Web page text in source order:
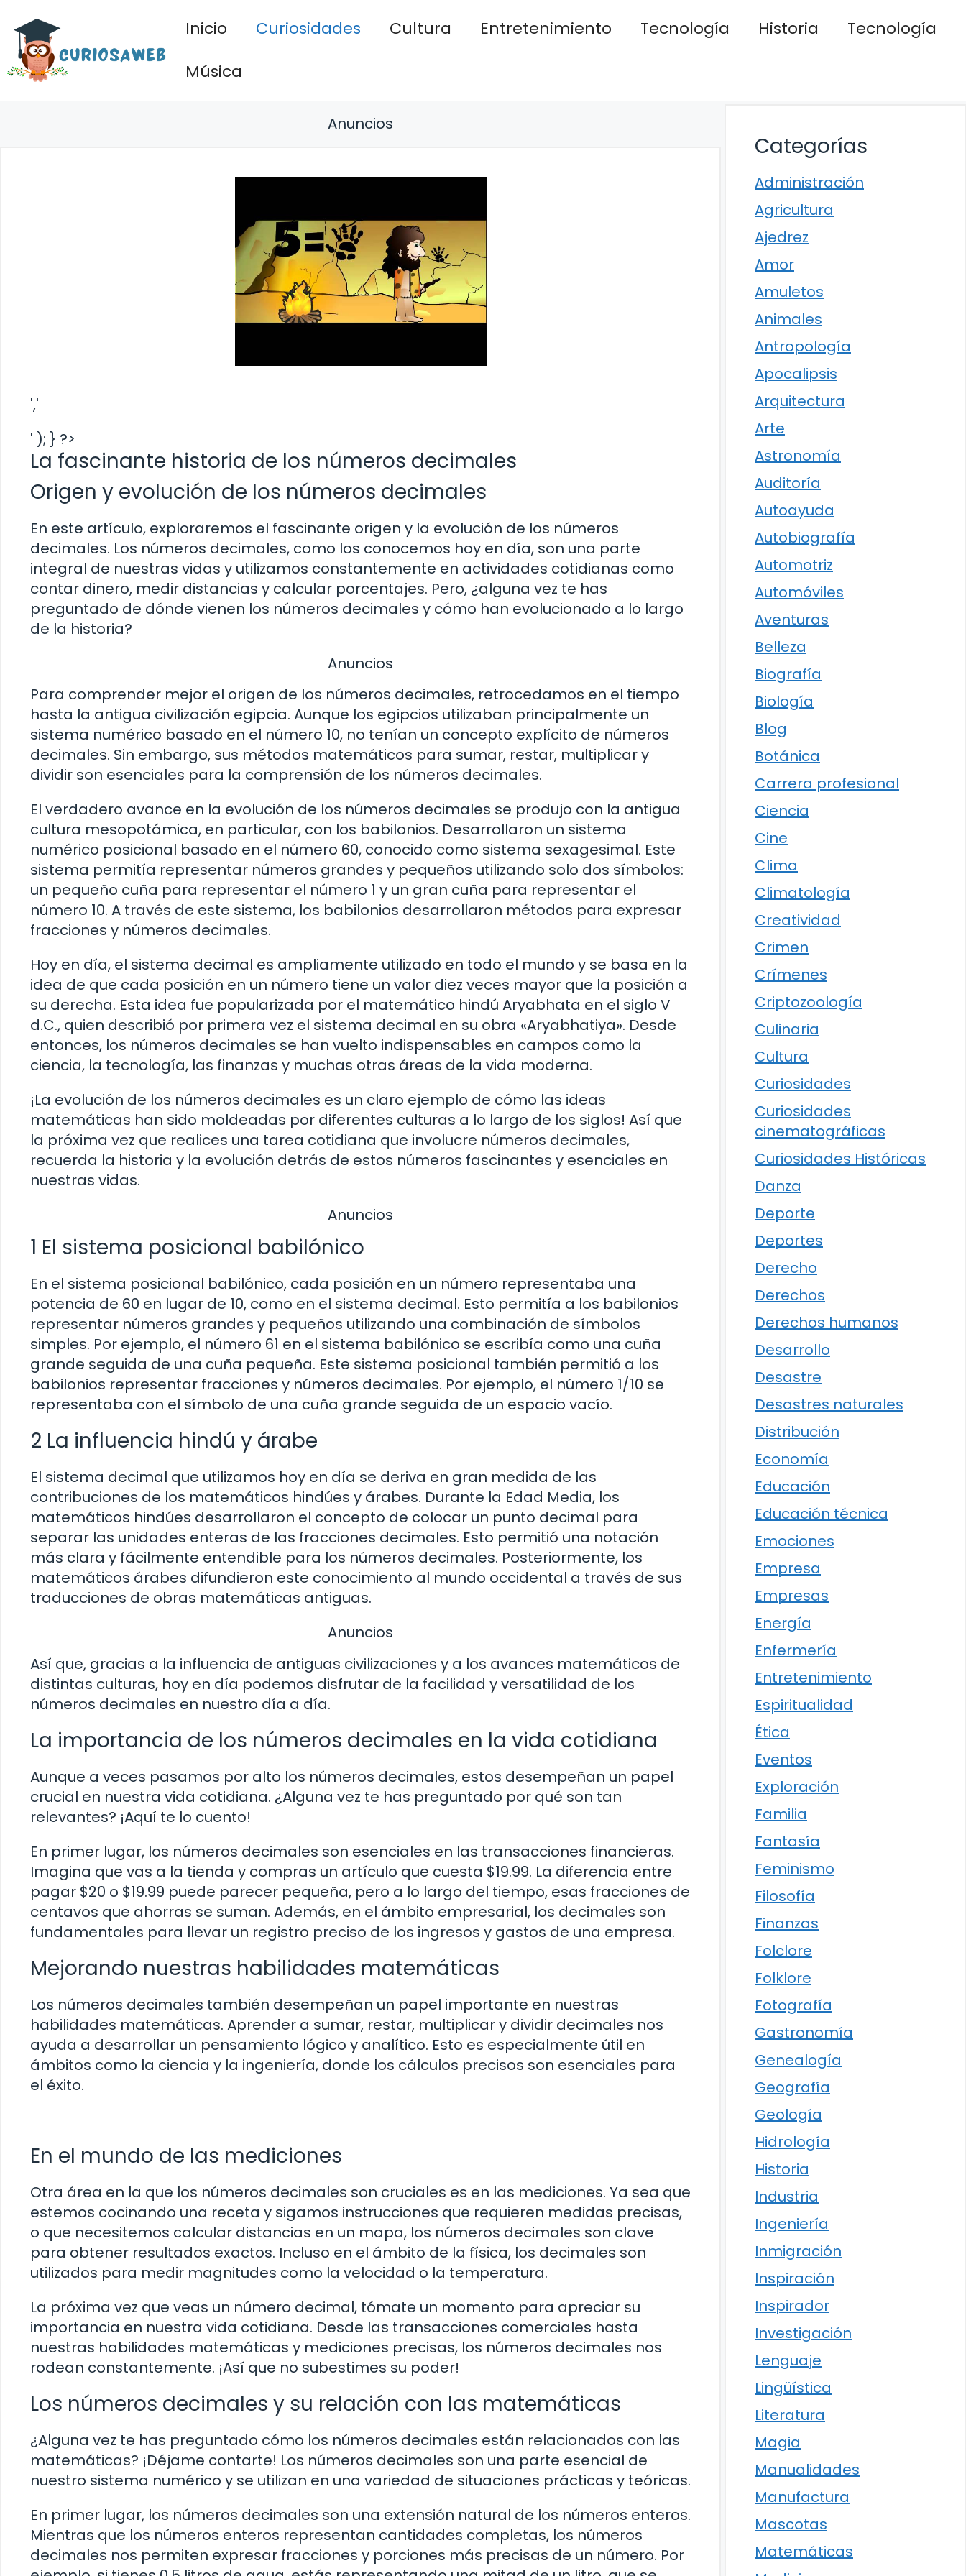
contenido
Inicio Curiosidades Cultura Entretenimiento Tecnología Historia
Tecnología
Música
Anuncios
','
' ); } ?>
La fascinante historia de los números decimales
Origen y evolución de los números decimales
En este artículo, exploraremos el fascinante origen y la evolución de los números
decimales. Los números decimales, como los conocemos hoy en día, son una parte
integral de nuestras vidas y utilizamos constantemente en actividades cotidianas como
contar dinero, medir distancias y calcular porcentajes. Pero, ¿alguna vez te has
preguntado de dónde vienen los números decimales y cómo han evolucionado a lo largo
de la historia?
Anuncios
Para comprender mejor el origen de los números decimales, retrocedamos en el tiempo
hasta la antigua civilización egipcia. Aunque los egipcios utilizaban principalmente un
sistema numérico basado en el número 10, no tenían un concepto explícito de números
decimales. Sin embargo, sus métodos matemáticos para sumar, restar, multiplicar y
dividir son esenciales para la comprensión de los números decimales.
El verdadero avance en la evolución de los números decimales se produjo con la antigua
cultura mesopotámica, en particular, con los babilonios. Desarrollaron un sistema
numérico posicional basado en el número 60, conocido como sistema sexagesimal. Este
sistema permitía representar números grandes y pequeños utilizando solo dos símbolos:
un pequeño cuña para representar el número 1 y un gran cuña para representar el
número 10. A través de este sistema, los babilonios desarrollaron métodos para expresar
fracciones y números decimales.
Hoy en día, el sistema decimal es ampliamente utilizado en todo el mundo y se basa en la
idea de que cada posición en un número tiene un valor diez veces mayor que la posición a
su derecha. Esta idea fue popularizada por el matemático hindú Aryabhata en el siglo V
d.C., quien describió por primera vez el sistema decimal en su obra «Aryabhatiya». Desde
entonces, los números decimales se han vuelto indispensables en campos como la
ciencia, la tecnología, las finanzas y muchas otras áreas de la vida moderna.
¡La evolución de los números decimales es un claro ejemplo de cómo las ideas
matemáticas han sido moldeadas por diferentes culturas a lo largo de los siglos! Así que
la próxima vez que realices una tarea cotidiana que involucre números decimales,
recuerda la historia y la evolución detrás de estos números fascinantes y esenciales en
nuestras vidas.
Anuncios
1 El sistema posicional babilónico
En el sistema posicional babilónico, cada posición en un número representaba una
potencia de 60 en lugar de 10, como en el sistema decimal. Esto permitía a los babilonios
representar números grandes y pequeños utilizando una combinación de símbolos
simples. Por ejemplo, el número 61 en el sistema babilónico se escribía como una cuña
grande seguida de una cuña pequeña. Este sistema posicional también permitió a los
babilonios representar fracciones y números decimales. Por ejemplo, el número 1/10 se
representaba con el símbolo de una cuña grande seguida de un espacio vacío.
2 La influencia hindú y árabe
El sistema decimal que utilizamos hoy en día se deriva en gran medida de las
contribuciones de los matemáticos hindúes y árabes. Durante la Edad Media, los
matemáticos hindúes desarrollaron el concepto de colocar un punto decimal para
separar las unidades enteras de las fracciones decimales. Esto permitió una notación
más clara y fácilmente entendible para los números decimales. Posteriormente, los
matemáticos árabes difundieron este conocimiento al mundo occidental a través de sus
traducciones de obras matemáticas antiguas.
Anuncios
Así que, gracias a la influencia de antiguas civilizaciones y a los avances matemáticos de
distintas culturas, hoy en día podemos disfrutar de la facilidad y versatilidad de los
números decimales en nuestro día a día.
La importancia de los números decimales en la vida cotidiana
Aunque a veces pasamos por alto los números decimales, estos desempeñan un papel
crucial en nuestra vida cotidiana. ¿Alguna vez te has preguntado por qué son tan
relevantes? ¡Aquí te lo cuento!
En primer lugar, los números decimales son esenciales en las transacciones financieras.
Imagina que vas a la tienda y compras un artículo que cuesta $19.99. La diferencia entre
pagar $20 o $19.99 puede parecer pequeña, pero a lo largo del tiempo, esas fracciones de
centavos que ahorras se suman. Además, en el ámbito empresarial, los decimales son
fundamentales para llevar un registro preciso de los ingresos y gastos de una empresa.
Mejorando nuestras habilidades matemáticas
Los números decimales también desempeñan un papel importante en nuestras
habilidades matemáticas. Aprender a sumar, restar, multiplicar y dividir decimales nos
ayuda a desarrollar un pensamiento lógico y analítico. Esto es especialmente útil en
ámbitos como la ciencia y la ingeniería, donde los cálculos precisos son esenciales para
el éxito.
En el mundo de las mediciones
Otra área en la que los números decimales son cruciales es en las mediciones. Ya sea que
estemos cocinando una receta y sigamos instrucciones que requieren medidas precisas,
o que necesitemos calcular distancias en un mapa, los números decimales son clave
para obtener resultados exactos. Incluso en el ámbito de la física, los decimales son
utilizados para medir magnitudes como la velocidad o la temperatura.
La próxima vez que veas un número decimal, tómate un momento para apreciar su
importancia en nuestra vida cotidiana. Desde las transacciones comerciales hasta
nuestras habilidades matemáticas y mediciones precisas, los números decimales nos
rodean constantemente. ¡Así que no subestimes su poder!
Los números decimales y su relación con las matemáticas
¿Alguna vez te has preguntado cómo los números decimales están relacionados con las
matemáticas? ¡Déjame contarte! Los números decimales son una parte esencial de
nuestro sistema numérico y se utilizan en una variedad de situaciones prácticas y teóricas.
En primer lugar, los números decimales son una extensión natural de los números enteros.
Mientras que los números enteros representan cantidades completas, los números
decimales nos permiten expresar fracciones y porciones más precisas de un número. Por
Categorías
Administración
Agricultura
Ajedrez
Amor
Amuletos
Animales
Antropología
Apocalipsis
Arquitectura
Arte
Astronomía
Auditoría
Autoayuda
Autobiografía
Automotriz
Automóviles
Aventuras
Belleza
Biografía
Biología
Blog
Botánica
Carrera profesional
Ciencia
Cine
Clima
Climatología
Creatividad
Crimen
Crímenes
Criptozoología
Culinaria
Cultura
Curiosidades
Curiosidades
cinematográficas
Curiosidades Históricas
Danza
Deporte
Deportes
Derecho
Derechos
Derechos humanos
Desarrollo
Desastre
Desastres naturales
Distribución
Economía
Educación
Educación técnica
Emociones
Empresa
Empresas
Energía
Enfermería
Entretenimiento
Espiritualidad
Ética
Eventos
Exploración
Familia
Fantasía
Feminismo
Filosofía
Finanzas
Folclore
Folklore
Fotografía
Gastronomía
Genealogía
Geografía
Geología
Hidrología
Historia
Industria
Ingeniería
Inmigración
Inspiración
Inspirador
Investigación
Lenguaje
Lingüística
Literatura
Magia
Manualidades
Manufactura
Mascotas
Matemáticas